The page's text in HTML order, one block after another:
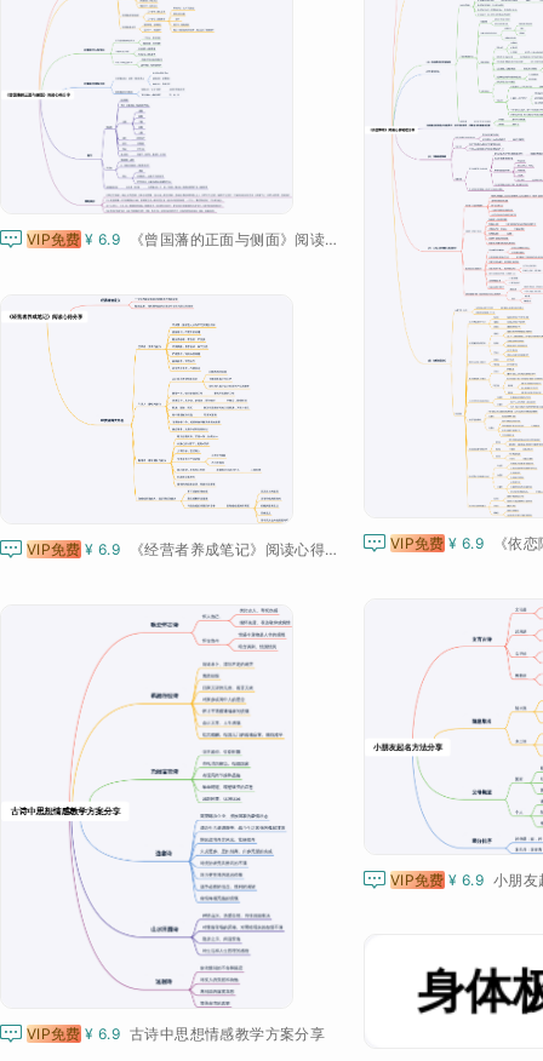
 VIP免费 ¥ 6.9
 VIP免费 ¥ 6.9 《曾国藩的正面与侧面》阅读心得分享
 VIP免费 ¥ 6.9 《经营者养成笔记》阅读心得分享
 VIP免费 ¥ 6.9 小朋友
 VIP免费 ¥ 6.9 古诗中思想情感教学方案分享